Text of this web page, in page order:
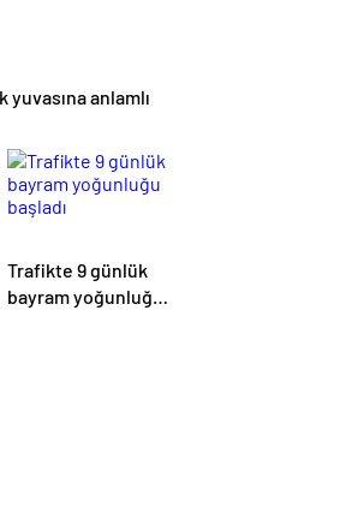
yuvasına anlamlı
Trafikte 9 günlük
bayram yoğunluğu